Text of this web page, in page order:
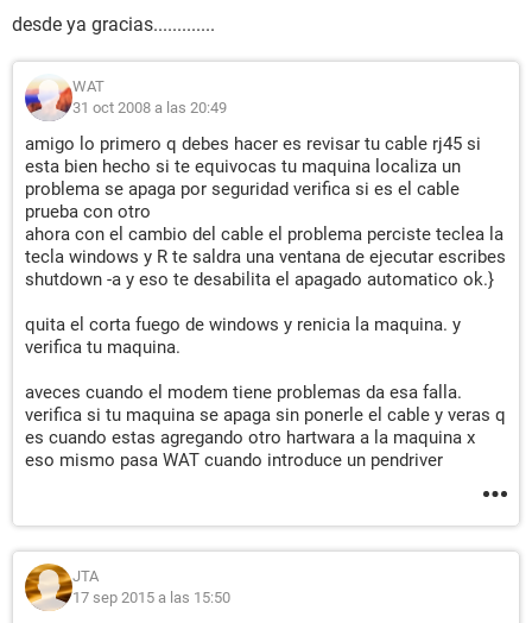
desde ya gracias.............
WAT
31 oct 2008 a las 20:49
amigo lo primero q debes hacer es revisar tu cable rj45 si
esta bien hecho si te equivocas tu maquina localiza un
problema se apaga por seguridad verifica si es el cable
prueba con otro
ahora con el cambio del cable el problema perciste teclea la
tecla windows y R te saldra una ventana de ejecutar escribes
shutdown -a y eso te desabilita el apagado automatico ok.}
quita el corta fuego de windows y renicia la maquina. y
verifica tu maquina.
aveces cuando el modem tiene problemas da esa falla.
verifica si tu maquina se apaga sin ponerle el cable y veras q
es cuando estas agregando otro hartwara a la maquina x
eso mismo pasa WAT cuando introduce un pendriver
JTA
17 sep 2015 a las 15:50